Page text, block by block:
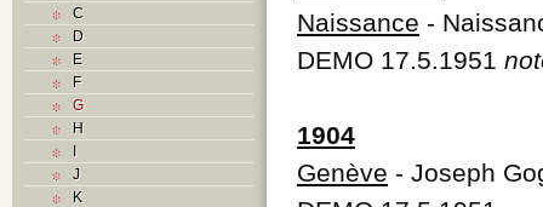
C
D
E
F
G
H
I
J
K
Naissance -
DEMO 17.5.1951
1904
Genève - Joseph